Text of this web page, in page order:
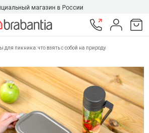
магазин в России
для пикника: что взять с собой на природу